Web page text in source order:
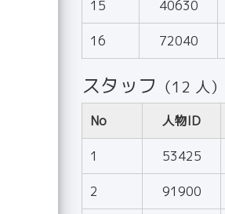
15 40630
16 72040
スタッフ （12 人）
No 人物ID
1 53425
2 91900